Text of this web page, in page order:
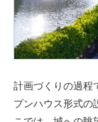
計画づくりの過程
プンハウス形式の